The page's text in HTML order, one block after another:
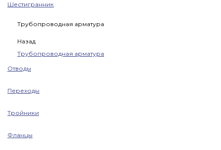
Шестигранник
Трубопроводная арматура
Назад
Трубопроводная арматура
Отводы
Переходы
Тройники
Фланцы